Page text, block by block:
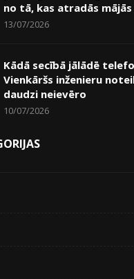
no tā, kas atradās mājās
13/07/2026
Kādā secībā jālādē
Vienkāršs inženieru
daudzi neievēro
10/07/2026